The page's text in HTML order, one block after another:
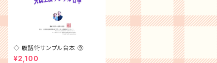
◇ 腹話術サンプル台本 ⑨
¥2,100